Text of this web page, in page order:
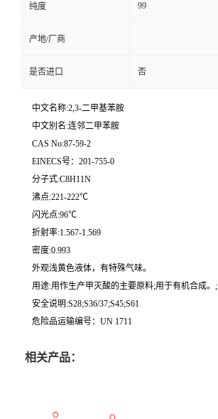
纯度 99
产地/厂商
是否进口 否
中文名称:2,3-二甲基苯胺
中文别名:连邻二甲苯胺
CAS No:87-59-2
EINECS号：201-755-0
分子式:C8H11N
沸点:221-222℃
闪光点:96℃
折射率:1.567-1.569
密度:0.993
外观浅黄色液体，有特殊气味。
用途:用作生产甲灭酸的主要原料;用于有机合成。;
安全说明:S28;S36/37;S45;S61
危险品运输编号：UN 1711
相关产品：